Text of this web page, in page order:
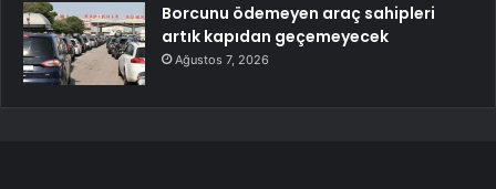
Borcunu ödemeyen araç sahipleri
artık kapıdan geçemeyecek
Ağustos 7, 2026